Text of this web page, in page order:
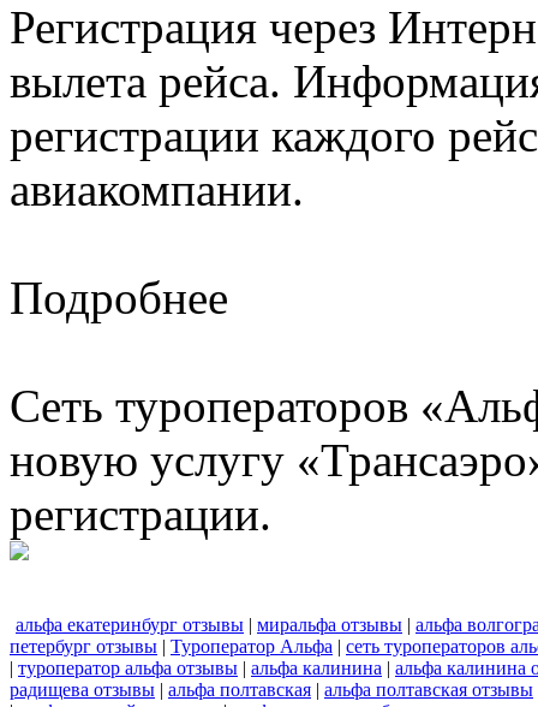
Регистрация через
вылета рейса.
регистрации каждого
авиакомпании.
Подробнее
Сеть туроператоров
новую услугу
регистрации.
альфа екатеринбург отзывы | миральфа отзывы | альфа
петербург отзывы | Туроператор Альфа | сеть туроператоров
| туроператор альфа отзывы | альфа калинина | альфа калинина
радищева отзывы | альфа полтавская | альфа полтавская отзывы